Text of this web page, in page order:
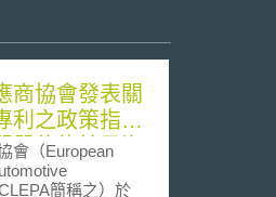
商協會發表關
利之政策指
單位能給予汽
的指示
會（European
簡稱之）於